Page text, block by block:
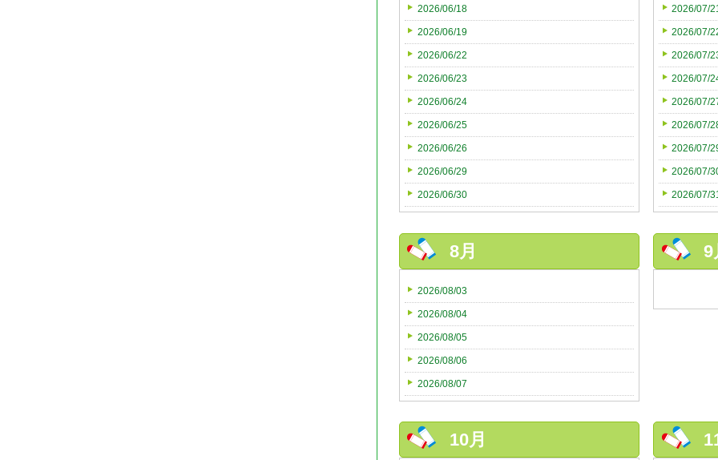
2026/06/18
2026/06/19
2026/06/22
2026/06/23
2026/06/24
2026/06/25
2026/06/26
2026/06/29
2026/06/30
2026/07/21
2026/07/
2026/07/
2026/07/
2026/07/
2026/07/
2026/07/
2026/07/
2026/07/31
8月
2026/08/03
2026/08/04
2026/08/05
2026/08/06
2026/08/07
9
10月